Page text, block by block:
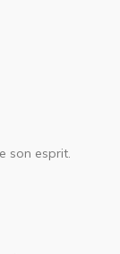
son esprit.